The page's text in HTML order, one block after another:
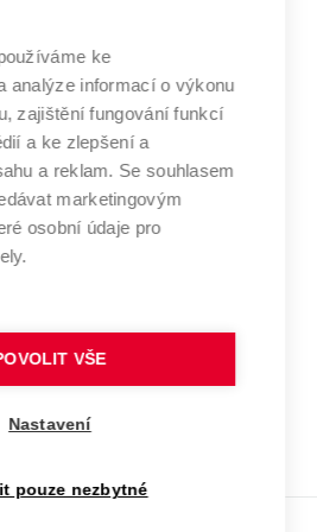
výzkumu
fondů
učení
technické
V BRNĚ
ke
analýze informací o výkonu
zajištění fungování funkcí
a ke zlepšení a
a reklam. Se souhlasem
marketingovým
osobní údaje pro
VŠE
Nastavení
pouze nezbytné